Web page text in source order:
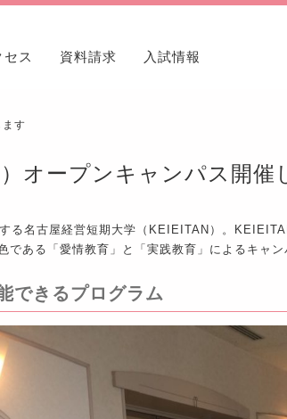
セス 資料請求 入試情報
す
オープンキャンパス開催
る名古屋経営短期大学（KEIEITAN）。
である「愛情教育」と「実践教育」によるキャン
できるプログラム